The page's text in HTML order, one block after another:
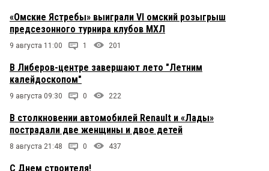
«Омские Ястребы» выиграли VI омский розыгрыш
предсезонного турнира клубов МХЛ
9 августа 11:00 1 201
В Либеров-центре завершают лето "Летним
калейдоскопом"
9 августа 09:30 0 222
В столкновении автомобилей Renault и «Лады»
пострадали две женщины и двое детей
8 августа 21:48 0 437
С Днем строителя!